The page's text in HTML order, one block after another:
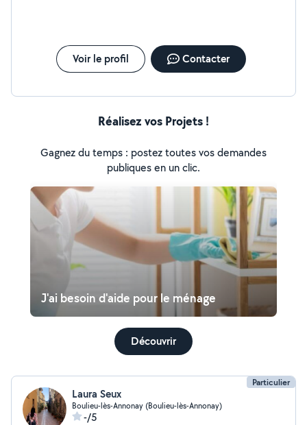
Voir le profil Contacter
Réalisez vos Projets !
Gagnez du temps : postez toutes vos demandes
publiques en un clic.
J'ai besoin d'aide pour le ménage
Découvrir
Particulier
Laura Seux
Boulieu-lès-Annonay (Boulieu-lès-Annonay)
-/5